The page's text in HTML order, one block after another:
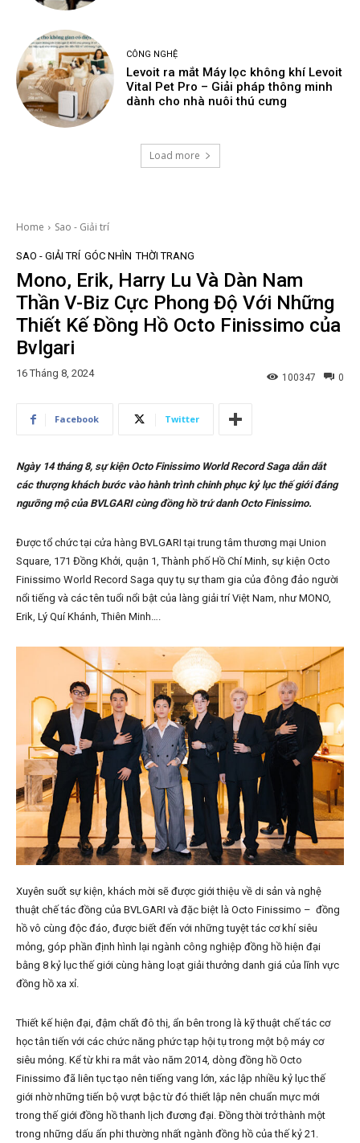
CÔNG NGHỆ
Levoit ra mắt Máy lọc không khí Levoit
Vital Pet Pro – Giải pháp thông minh
dành cho nhà nuôi thú cưng
Load more